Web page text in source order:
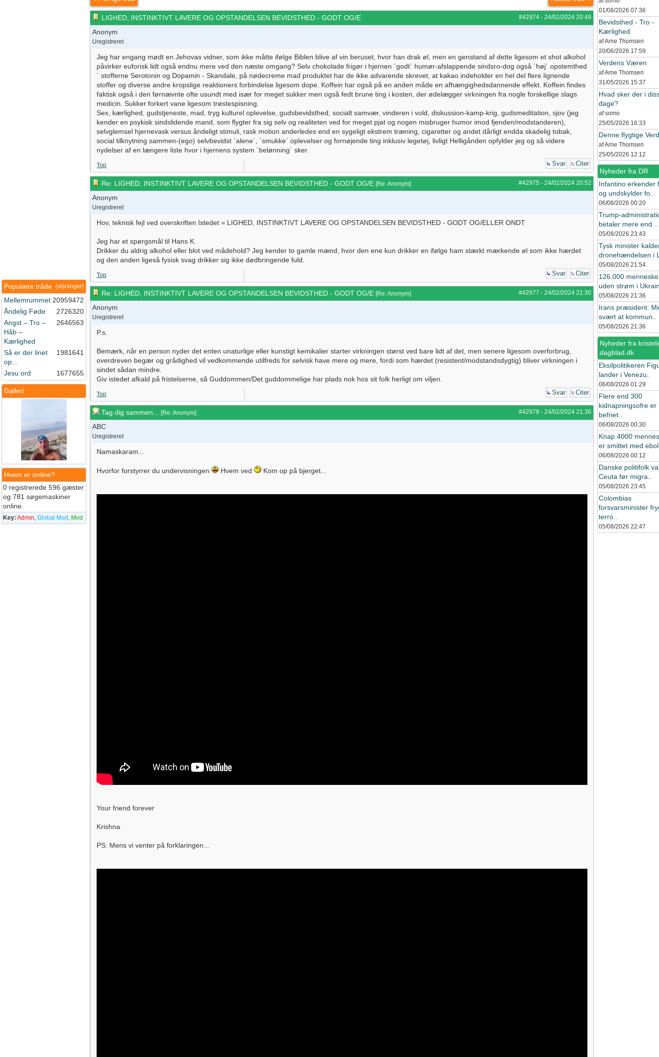
(visninger)
Populære tråde
Mellemrummet 20959472
Åndelig Føde
2726320
Angst – Tro –
Håb –
Kærlighed
2646563
Så er der linet
op...
1981641
Jesu ord 1677655
Galleri
Hvem er online?
0 registrerede 596 gæster
og 781 søgemaskiner
online.
Key: Admin, Global Mod , Mod
#42974 - 24/02/2024 20:48
LIGHED, INSTINKTIVT LAVERE OG OPSTANDELSEN BEVIDSTHED - GODT OG/E
Anonym
Uregistreret
Jeg har engang mødt en Jehovas vidner, som ikke måtte ifølge Biblen blive af vin beruset, hvor han drak øl, men en genstand af dette ligesom et shot alkohol
påvirker euforisk lidt også endnu mere ved den næste omgang? Selv chokolade frigør i hjernen ´godt´ humør-afslappende sindsro-dog også ´høj´ opstemthed
´ stofferne Serotonin og Dopamin - Skandale, på nødecreme mad produktet har de ikke advarende skrevet, at kakao indeholder en hel del flere lignende
stoffer og diverse andre kropslige reaktioners forbindelse ligesom dope. Koffein har også på en anden måde en afhængighedsdannende effekt. Koffein findes
faktisk også i den førnævnte ofte usundt med især for meget sukker men også fedt brune ting i kosten, der ødelægger virkningen fra nogle forskellige slags
medicin. Sukker forkert vane ligesom trøstespisning.
Sex, kærlighed, gudstjeneste, mad, tryg kulturel oplevelse, gudsbevidsthed, socialt samvær, vinderen i vold, diskussion-kamp-krig, gudsmeditation, sjov (jeg
kender en psykisk sindslidende mand, som flygter fra sig selv og realiteten ved for meget pjat og nogen misbruger humor imod fjenden/modstanderen),
selvglemsel hjernevask versus åndeligt stimuli, rask motion anderledes end en sygeligt ekstrem træning, cigaretter og andet dårligt endda skadelig tobak,
social tilknytning sammen-(ego) selvbevidst ´alene´, ´smukke´ oplevelser og fornøjende ting inklusiv legetøj, livligt Helligånden opfylder jeg og så videre
nydelser af en længere liste hvor i hjernens system ´belønning´ sker.
Top Svar Citer
#42975 - 24/02/2024 20:52
Re: LIGHED, INSTINKTIVT LAVERE OG OPSTANDELSEN BEVIDSTHED - GODT OG/E [Re: Anonym]
Anonym
Uregistreret
Hov, teknisk fejl ved overskriften Istedet = LIGHED, INSTINKTIVT LAVERE OG OPSTANDELSEN BEVIDSTHED - GODT OG/ELLER ONDT
Jeg har et spørgsmål til Hans K.
Drikker du aldrig alkohol eller blot ved mådehold? Jeg kender to gamle mænd, hvor den ene kun drikker en ifølge ham stærkt mærkende øl som ikke hærdet
og den anden ligeså fysisk svag drikker sig ikke dødbringende fuld.
Top Svar Citer
#42977 - 24/02/2024 21:30
Re: LIGHED, INSTINKTIVT LAVERE OG OPSTANDELSEN BEVIDSTHED - GODT OG/E [Re: Anonym]
Anonym
Uregistreret
P.s.
Bemærk, når en person nyder det enten unaturlige eller kunstigt kemikalier starter virkningen størst ved bare lidt af det, men senere ligesom overforbrug,
overdreven begær og grådighed vil vedkommende utilfreds for selvisk have mere og mere, fordi som hærdet (resistent/modstandsdygtig) bliver virkningen i
sindet sådan mindre.
Giv istedet afkald på fristelserne, så Guddommen/Det guddommelige har plads nok hos sit folk herligt om viljen.
Top Svar Citer
#42978 - 24/02/2024 21:36
Tag dig sammen... [Re: Anonym]
ABC
Uregistreret
Namaskaram...
Hvorfor forstyrrer du undervisningen Hvem ved Kom op på bjerget...
Your friend forever
Krishna
PS: Mens vi venter på forklaringen...
01/08/2026 07:36
Bevidsthed - Tro -
Kærlighed
af Arne Thomsen
20/06/2026 17:59
Verdens Væren
af Arne Thomsen
31/05/2026 15:37
Hvad sker der i
dage?
af somo
25/05/2026 16:33
Denne flygtige
af Arne Thomsen
25/05/2026 12:12
Nyheder fra DR
Infantino erkender
og undskylder fo..
06/08/2026 00:20
Trump-
betaler mere end ..
05/08/2026 23:43
Tysk minister
dronehændelsen i
05/08/2026 21:54
126.000
uden strøm i
05/08/2026 21:36
Irans præsident:
svært at kommun..
05/08/2026 21:36
Nyheder fra
dagblad.dk
Eksilpolitikeren
lander i Venezu..
06/08/2026 01:29
Flere end 300
kidnapningsofre er
befriet..
06/08/2026 00:30
Knap 4000
er smittet med
06/08/2026 00:12
Danske politifolk
Ceuta før migra..
05/08/2026 23:45
Colombias
forsvarsminister
terro..
05/08/2026 22:47